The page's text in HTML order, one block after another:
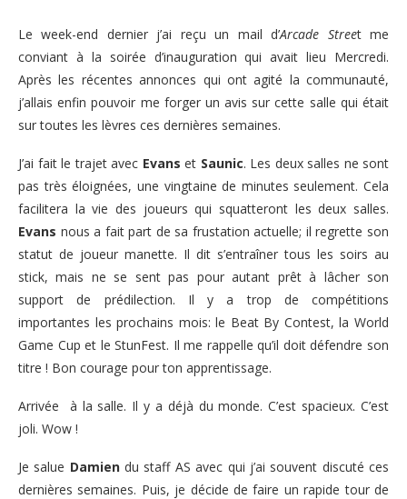
Le week-end dernier j’ai reçu un mail d’Arcade Street me
conviant à la soirée d’inauguration qui avait lieu Mercredi.
Après les récentes annonces qui ont agité la communauté,
j’allais enfin pouvoir me forger un avis sur cette salle qui était
sur toutes les lèvres ces dernières semaines.
J’ai fait le trajet avec Evans et Saunic. Les deux salles ne sont
pas très éloignées, une vingtaine de minutes seulement. Cela
facilitera la vie des joueurs qui squatteront les deux salles.
Evans nous a fait part de sa frustation actuelle; il regrette son
statut de joueur manette. Il dit s’entraîner tous les soirs au
stick, mais ne se sent pas pour autant prêt à lâcher son
support de prédilection. Il y a trop de compétitions
importantes les prochains mois: le Beat By Contest, la World
Game Cup et le StunFest. Il me rappelle qu’il doit défendre son
titre ! Bon courage pour ton apprentissage.
Arrivée à la salle. Il y a déjà du monde. C’est spacieux. C’est
joli. Wow !
Je salue Damiendu staff AS avec qui j’ai souvent discuté ces
dernières semaines. Puis, je décide de faire un rapide tour de